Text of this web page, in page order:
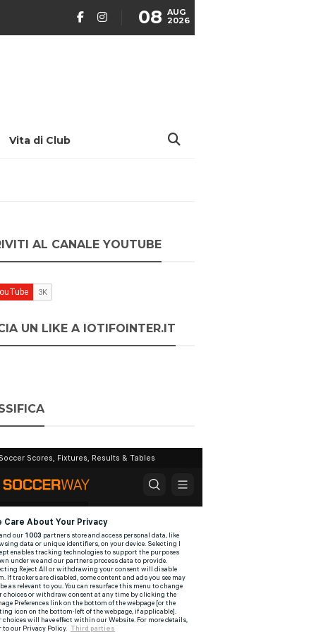
08 AUG
2026
Vita di Club
AL CANALE YOUTUBE
UN LIKE A IOTIFOINTER.IT